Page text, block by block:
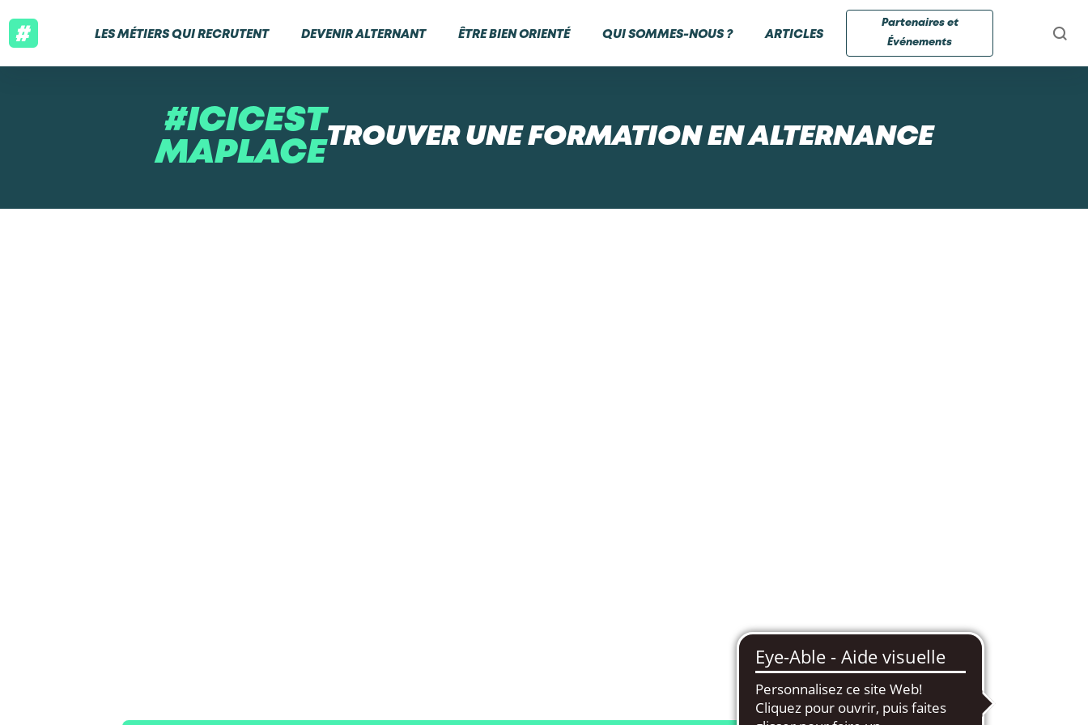
LES MÉTIERS QUI RECRUTENT DEVENIR ALTERNANT ÊTRE BIEN ORIENTÉ QUI SOMMES-NOUS ? ARTICLES
Partenaires et
Événements
#ICICEST
MAPLACE
TROUVER UNE FORMATION EN ALTERNANCE